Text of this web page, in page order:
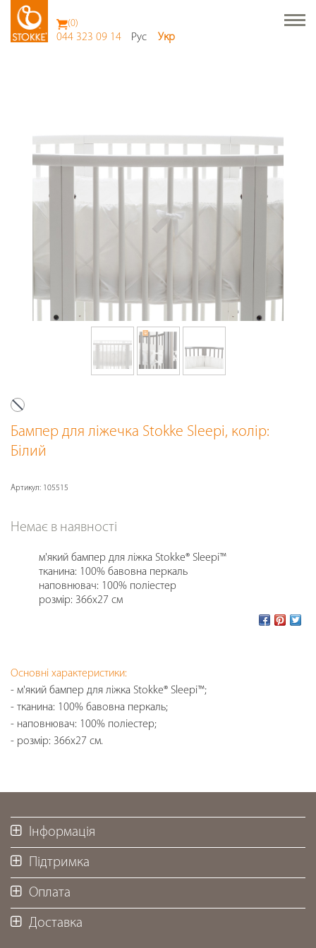
Рус Укр
(0)
044 323 09 14
Бампер для ліжечка Stokke Sleepi, колір:
Білий
Артикул: 105515
Немає в наявності
м'який бампер для ліжка Stokke® Sleepi™
тканина: 100% бавовна перкаль
наповнювач: 100% поліестер
розмір: 366х27 см
Основні характеристики:
- м'який бампер для ліжка Stokke® Sleepi™;
- тканина: 100% бавовна перкаль;
- наповнювач: 100% поліестер;
- розмір: 366х27 см.
Інформація
Підтримка
Оплата
Доставка